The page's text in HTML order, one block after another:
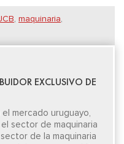
, maquinaria,
EXCLUSIVO DE
mercado uruguayo,
sector de maquinaria
de la maquinaria